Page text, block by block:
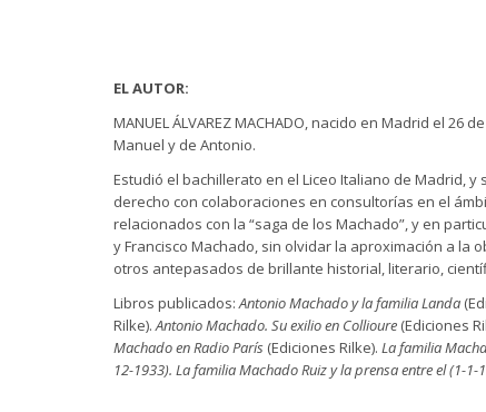
EL AUTOR:
MANUEL ÁLVAREZ MACHADO, nacido en Madrid el
Manuel y de Antonio.
Estudió el bachillerato en el Liceo Italiano de Madrid,
derecho con colaboraciones en consultorías en el
relacionados con la “saga de los Machado”, y en
y Francisco Machado, sin olvidar la aproximación a la
otros antepasados de brillante historial, literario,
Libros publicados:Antonio Machado y la familia Landa
Rilke).Antonio Machado. Su exilio en Collioure (Ediciones
Machado en Radio París (Ediciones Rilke). La familia
12-1933). La familia Machado Ruiz y la prensa entre el (1-1-